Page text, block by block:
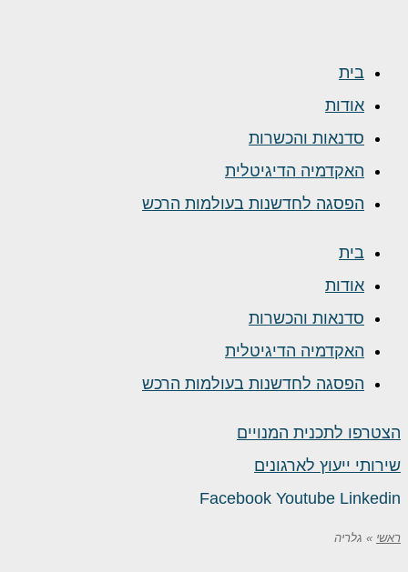
בית
אודות
סדנאות והכשרות
האקדמיה הדיגיטלית
הפסגה לחדשנות בעולמות הרכש
בית
אודות
סדנאות והכשרות
האקדמיה הדיגיטלית
הפסגה לחדשנות בעולמות הרכש
הצטרפו לתכנית המנויים
שירותי ייעוץ לארגונים
Facebook Youtube Linkedin
ראשי » גלריה